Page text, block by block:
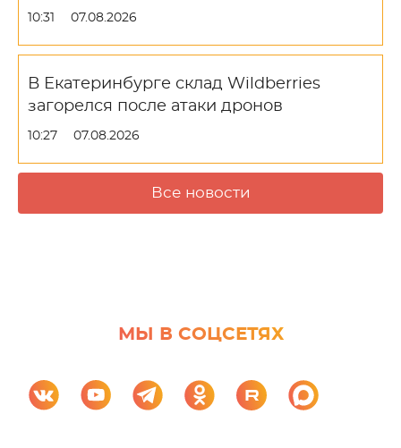
10:31 07.08.2026
В Екатеринбурге склад Wildberries
загорелся после атаки дронов
10:27 07.08.2026
Все новости
МЫ В СОЦСЕТЯХ